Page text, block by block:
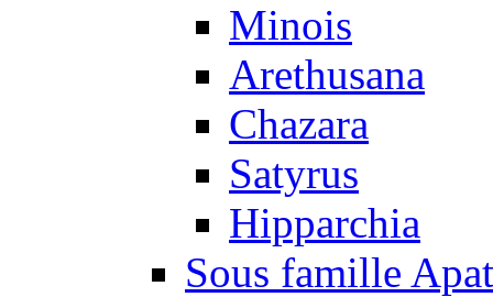
Minois
Arethusana
Chazara
Satyrus
Hipparchia
Sous famille